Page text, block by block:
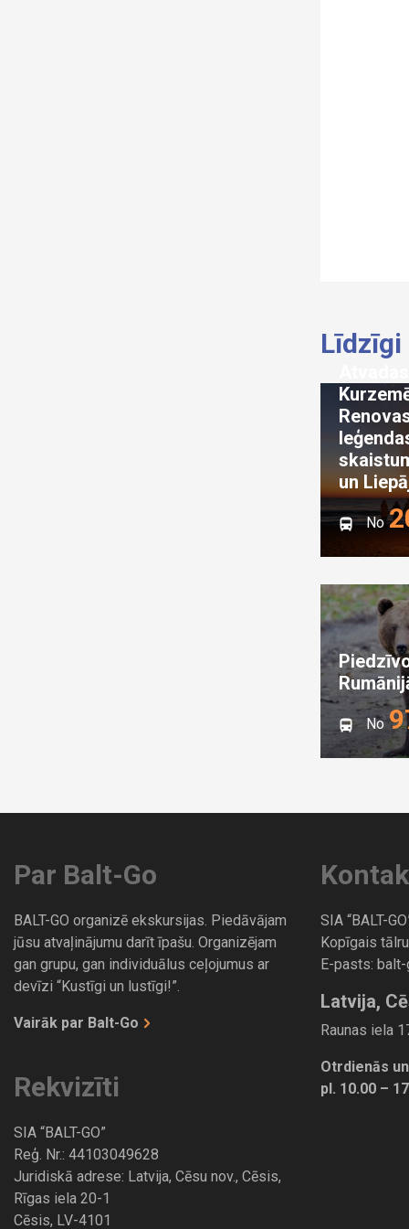
un
No
No
Par Balt-Go
BALT-GO organizē ekskursijas. Piedāvājam
jūsu atvaļinājumu darīt īpašu. Organizējam
gan grupu, gan individuālus ceļojumus ar
devīzi “Kustīgi un lustīgi!”.
Vairāk par Balt-Go
Rekvizīti
SIA “BALT-GO”
Reģ. Nr.: 44103049628
Juridiskā adrese: Latvija, Cēsu nov., Cēsis,
Rīgas iela 20-1
Cēsis, LV-4101
SIA “BALT-
Kopīgais
E-pasts: balt-
Latvija,
Raunas iela
Otrdienās
pl. 10.00 –